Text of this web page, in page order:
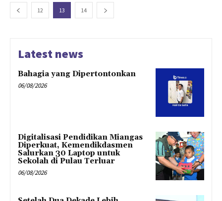
12 13 14
Latest news
Bahagia yang Dipertontonkan
06/08/2026
Digitalisasi Pendidikan Miangas
Diperkuat, Kemendikdasmen
Salurkan 30 Laptop untuk
Sekolah di Pulau Terluar
06/08/2026